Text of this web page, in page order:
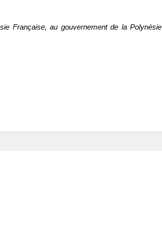
Française, au gouvernement de la Polynésie